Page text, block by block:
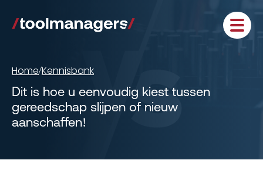
Home/Kennisbank
Dit is hoe u eenvoudig kiest tussen
gereedschap slijpen of nieuw
aanschaffen!